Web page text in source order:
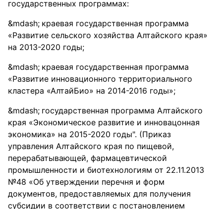
государственных программах:
краевая государственная программа
«Развитие сельского хозяйства Алтайского края»
на 2013-2020 годы;
краевая государственная программа
«Развитие инновационного территориального
кластера «АлтайБио» на 2014-2016 годы»;
государственная программа Алтайского
края «Экономическое развитие и инновацонная
экономика» на 2015-2020 годы". (Приказ
управления Алтайского края по пищевой,
перерабатывающей, фармацевтической
промышленности и биотехнологиям от 22.11.2013
№48 «Об утверждении перечня и форм
документов, предоставляемых для получения
субсидии в соответствии с постановлением